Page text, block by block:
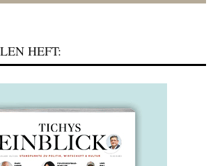
HEFT: